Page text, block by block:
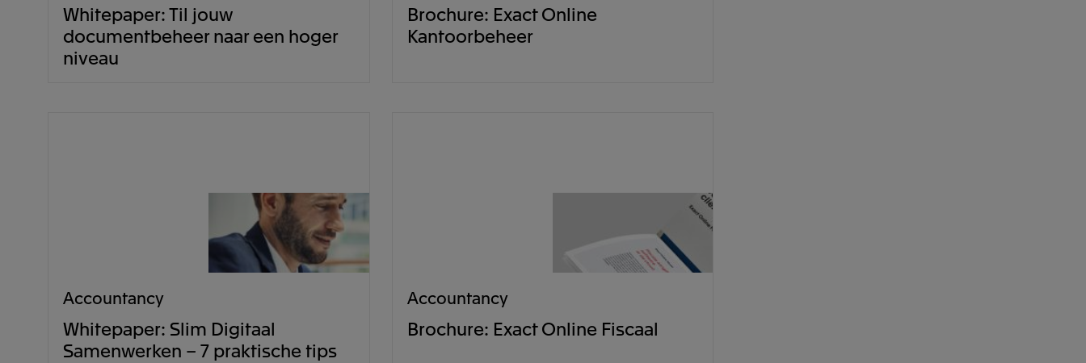
Whitepaper: Til jouw
documentbeheer naar een hoger
niveau
Brochure: Exact Online
Kantoorbeheer
Accountancy
Whitepaper: Slim Digitaal
Samenwerken – 7 praktische tips
Accountancy
Brochure: Exact Online Fiscaal